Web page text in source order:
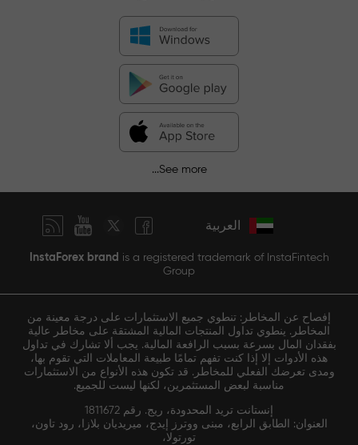
See more...
العربية
InstaForex brand is a registered trademark of InstaFintech
Group
إفصاح عن المخاطر: تنطوي جميع الاستثمارات على درجة معينة من
المخاطر. ينطوي تداول المنتجات المالية المشتقة على مخاطر عالية
بفقدان المال بسرعة بسبب الرافعة المالية. يجب ألا تشارك في تداول
هذه الأدوات إلا إذا كنت تفهم تمامًا طبيعة المعاملات التي تقوم بها،
ومدى تعرضك الفعلي للمخاطر. قد تكون هذه الأنواع من الاستثمارات
مناسبة لبعض المستثمرين، لكنها ليست للجميع.
إنستانت تريد المحدودة، ريج. رقم 1811672
العنوان: الطابق الرابع، مبنى ووترز إيدج، ميريديان بلازا، رود تاون،
تورتولا،